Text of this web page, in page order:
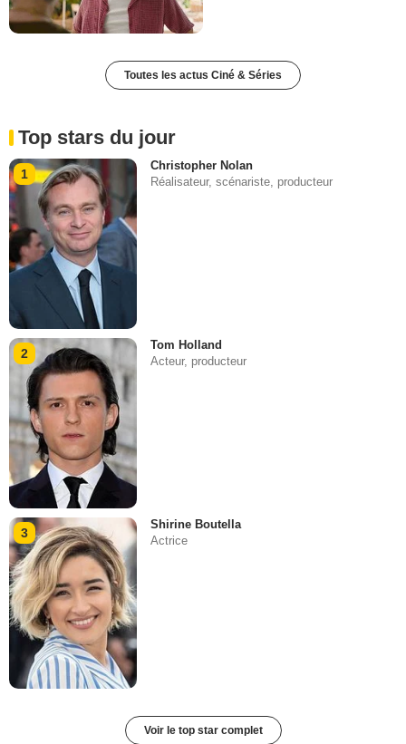
Toutes les actus Ciné & Séries
Top stars du jour
1
Christopher Nolan
Réalisateur, scénariste, producteur
2
Tom Holland
Acteur, producteur
3
Shirine Boutella
Actrice
Voir le top star complet